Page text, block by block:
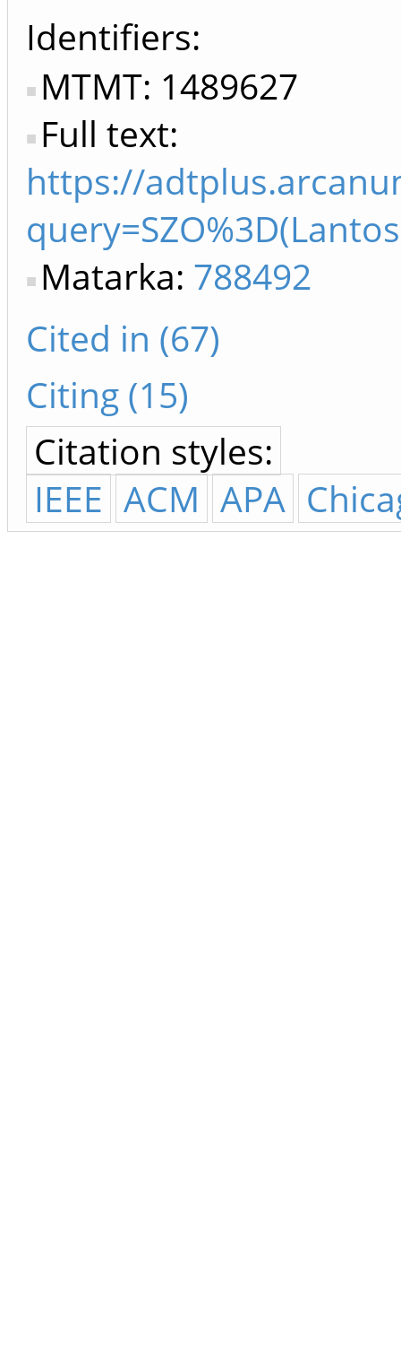
Identifiers
MTMT: 1489627
Full text:
https://
Matarka: 788492
Cited in (67)
Citing (15)
Citation styles:
IEEE ACM APA